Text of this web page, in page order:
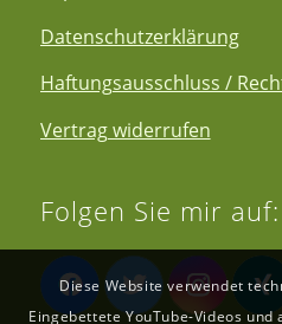
Datenschutzerklärung
Haftungsausschluss /
Vertrag widerrufen
Folgen Sie mir auf:
Diese Website verwendet
Eingebettete YouTube-Videos